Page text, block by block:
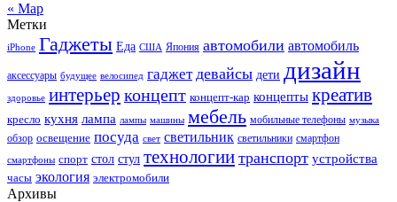
« Мар
Метки
iPhone Гаджеты Еда США Япония автомобили автомобиль
аксессуары будущее велосипед гаджет девайсы дети дизайн
здоровье интерьер концепт концепт-кар концепты креатив
кресло кухня лампа лампы машины мебель мобильные телефоны музыка
обзор освещение посуда свет светильник светильники смартфон
смартфоны спорт стол стул технологии транспорт устройства
часы экология электромобили
Архивы